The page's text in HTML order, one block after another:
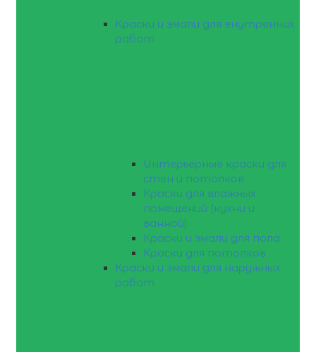
Краски и эмали для внутренних
работ
Интерьерные краски для
стен и потолков
Краски для влажных
помещений (кухни и
ванной)
Краски и эмали для пола
Краски для потолков
Краски и эмали для наружных
работ